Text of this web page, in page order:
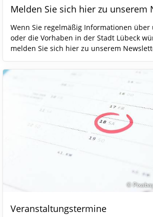
Melden Sie sich hier zu unserem
Wenn Sie regelmäßig Informationen über
oder die Vorhaben in der Stadt Lübeck
melden Sie sich hier zu unserem
©
Veranstaltungstermine